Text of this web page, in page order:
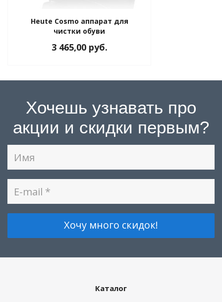
Heute Cosmo аппарат для
чистки обуви
3 465,00 руб.
Хочешь узнавать про
акции и скидки первым?
Каталог